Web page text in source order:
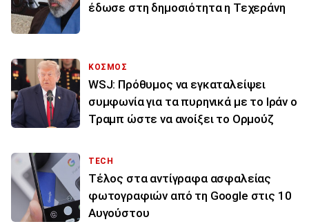
έδωσε στη δημοσιότητα η Τεχεράνη
ΚΟΣΜΟΣ
WSJ: Πρόθυμος να εγκαταλείψει
συμφωνία για τα πυρηνικά με το Ιράν ο
Τραμπ ώστε να ανοίξει το Ορμούζ
TECH
Τέλος στα αντίγραφα ασφαλείας
φωτογραφιών από τη Google στις 10
Αυγούστου